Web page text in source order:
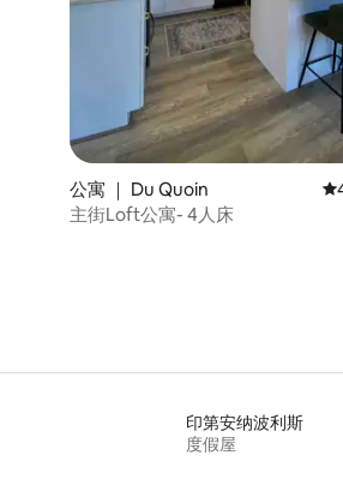
公寓 ｜ Du Quoin
主街Loft公寓- 4人床
印第安纳波利斯
度假屋